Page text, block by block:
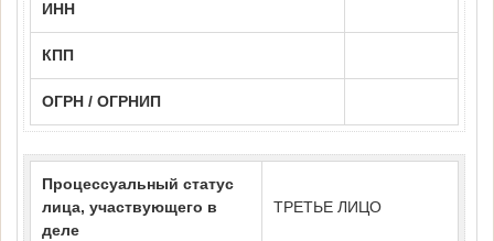
ИНН
КПП
ОГРН / ОГРНИП
Процессуальный статус
лица, участвующего в
деле
ТРЕТЬЕ ЛИЦО